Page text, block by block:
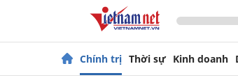
Chính trị Thời sự Kinh doanh